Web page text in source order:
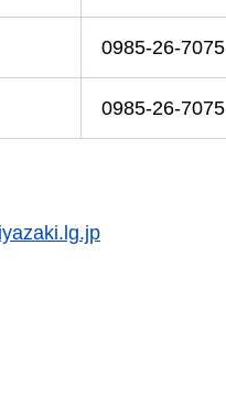
0985-26-7075
0985-26-7075